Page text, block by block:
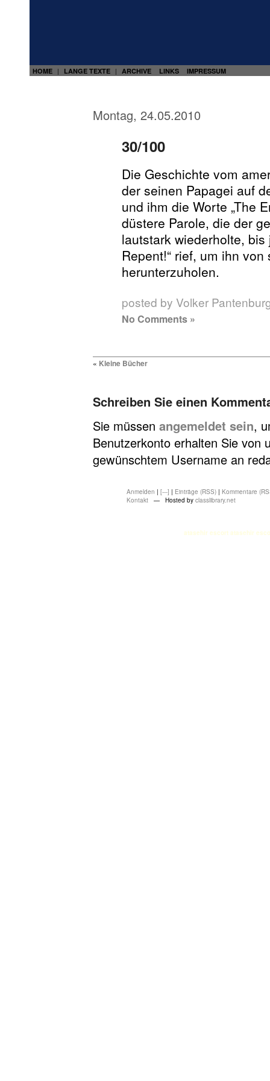
HOME | LANGE TEXTE | ARCHIVE LINKS IMPRESSUM
Montag, 24.05.2010
30/100
Die Geschichte vom
der seinen Papagei auf
und ihm die Worte „The
düstere Parole, die der
lautstark wiederholte,
Repent!“ rief, um ihn
herunterzuholen.
posted by Volker
No Comments »
« Kleine Bücher
Schreiben Sie einen
Sie müssen angemeldet sein,
Benutzerkonto erhalten Sie von
gewünschtem Username an
Anmelden | [---] | Einträge (RSS) | Kommentare
Kontakt — Hosted by classlibrary.net
atasehir escort atasehir